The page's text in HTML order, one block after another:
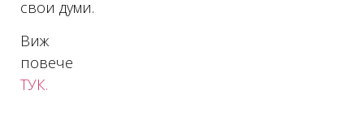
свои думи.
Виж
повече
ТУК.